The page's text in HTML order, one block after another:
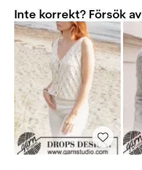
Inte korrekt? Försök